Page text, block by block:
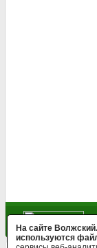
На сайте
используются